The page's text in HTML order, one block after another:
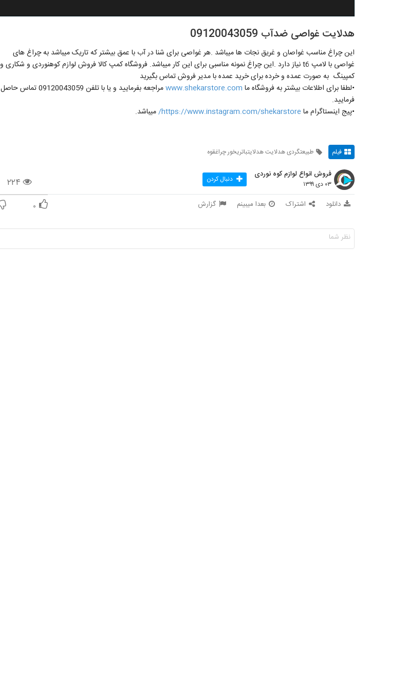
هدلایت غواصی ضدآب 09120043059
این چراغ مناسب غواصان و غریق نجات ها میباشد .هر غواصی برای شنا در آب با عمق بیشتر که تاریک میباشد به چراغ های
غواصی با لامپ t6 نیاز دارد .این چراغ نمونه مناسبی برای این کار میباشد. فروشگاه کمپ کالا فروش لوازم کوهنوردی و شکاری و
کمپینگ به صورت عمده و خرده برای خرید عمده با مدیر فروش تماس بگیرید
•لطفا برای اطلاعات بیشتر به فروشگاه ما www.shekarstore.com
مراجعه بفرمایید و یا با تلفن 09120043059 تماس حاصل
فرمایید.
•پیج اینستاگرام ما https://www.instagram.com/shekarstore/ میباشد.
فیلم طبیعتگردی هدلایت هدلایتباتریخور چراغقوه
۲۲۴
فروش انواع لوازم کوه نوردی
۰۳ دی ۱۳۹۹ دنبال کردن
دانلود اشتراک بعدا میبینم گزارش ۰